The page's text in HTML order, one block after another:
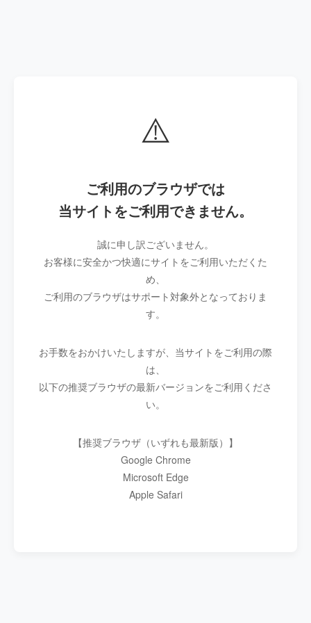
⚠️
ご利用のブラウザでは
当サイトをご利用できません。
誠に申し訳ございません。
お客様に安全かつ快適にサイトをご利用いただくた
め、
ご利用のブラウザはサポート対象外となっておりま
す。
お手数をおかけいたしますが、当サイトをご利用の際
は、
以下の推奨ブラウザの最新バージョンをご利用くださ
い。
【推奨ブラウザ（いずれも最新版）】
Google Chrome
Microsoft Edge
Apple Safari